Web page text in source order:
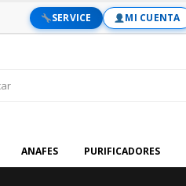
SERVICE MI CUENTA
ANAFES PURIFICADORES